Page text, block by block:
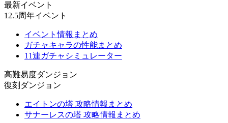
最新イベント
12.5周年イベント
イベント情報まとめ
ガチャキャラの性能まとめ
11連ガチャシミュレーター
高難易度ダンジョン
復刻ダンジョン
エイトンの塔 攻略情報まとめ
サナーレスの塔 攻略情報まとめ